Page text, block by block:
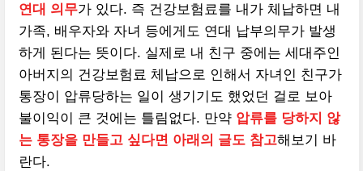
연대 의무가 있다. 즉 건강보험료를 내가 체납하면 내
가족, 배우자와 자녀 등에게도 연대 납부의무가 발생
하게 된다는 뜻이다. 실제로 내 친구 중에는 세대주인
아버지의 건강보험료 체납으로 인해서 자녀인 친구가
통장이 압류당하는 일이 생기기도 했었던 걸로 보아
불이익이 큰 것에는 틀림없다. 만약압류를 당하지 않
는 통장을 만들고 싶다면 아래의 글도 참고해보기 바
란다.